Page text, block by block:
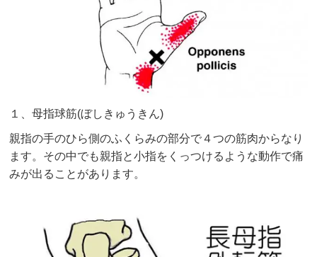
１、母指球筋(ぼしきゅうきん)
親指の手のひら側のふくらみの部分で４つの筋肉からなり
ます。その中でも親指と小指をくっつけるような動作で痛
みが出ることがあります。